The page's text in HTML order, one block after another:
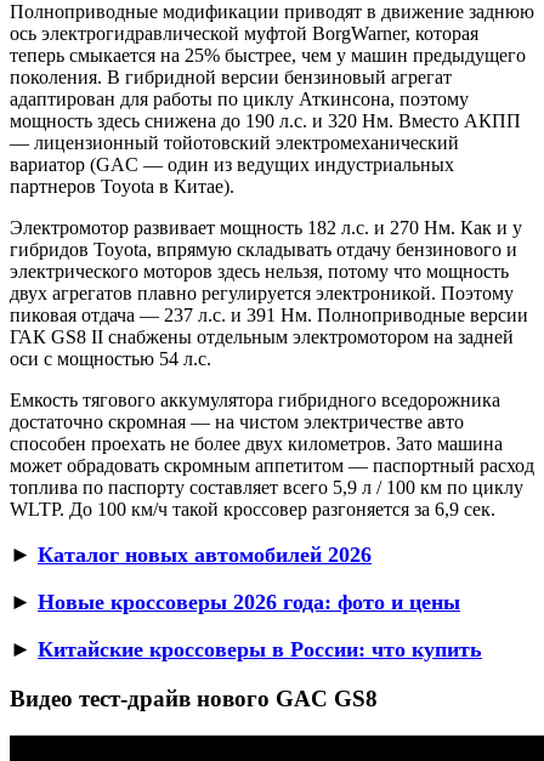
Полноприводные модификации приводят в движение заднюю
ось электрогидравлической муфтой BorgWarner, которая
теперь смыкается на 25% быстрее, чем у машин предыдущего
поколения. В гибридной версии бензиновый агрегат
адаптирован для работы по циклу Аткинсона, поэтому
мощность здесь снижена до 190 л.с. и 320 Нм. Вместо АКПП
— лицензионный тойотовский электромеханический
вариатор (GAC — один из ведущих индустриальных
партнеров Toyota в Китае).
Электромотор развивает мощность 182 л.с. и 270 Нм. Как и у
гибридов Toyota, впрямую складывать отдачу бензинового и
электрического моторов здесь нельзя, потому что мощность
двух агрегатов плавно регулируется электроникой. Поэтому
пиковая отдача — 237 л.с. и 391 Нм. Полноприводные версии
ГАК GS8 II снабжены отдельным электромотором на задней
оси с мощностью 54 л.с.
Емкость тягового аккумулятора гибридного вседорожника
достаточно скромная — на чистом электричестве авто
способен проехать не более двух километров. Зато машина
может обрадовать скромным аппетитом — паспортный расход
топлива по паспорту составляет всего 5,9 л / 100 км по циклу
WLTP. До 100 км/ч такой кроссовер разгоняется за 6,9 сек.
► Каталог новых автомобилей 2026
► Новые кроссоверы 2026 года: фото и цены
► Китайские кроссоверы в России: что купить
Видео тест-драйв нового GAC GS8